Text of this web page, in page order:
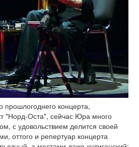
прошлогоднего концерта,
"Норд-Оста", сейчас Юра много
с удовольствием делится своей
оттого и репертуар концерта